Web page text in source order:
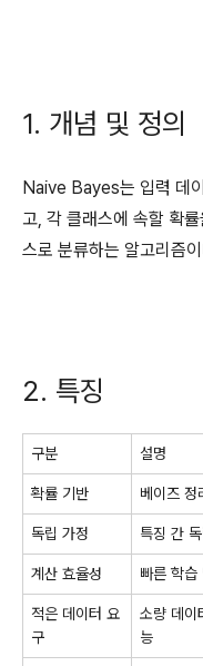
1. 개념 및 정의
Naive Bayes는 입력 데
고, 각 클래스에 속할 확
스로 분류하는 알고리즘
2. 특징
구분 설명
확률 기반 베이즈 정
독립 가정 특징 간
계산 효율성 빠른 학습
적은 데이터 요
구
소량 데이
능